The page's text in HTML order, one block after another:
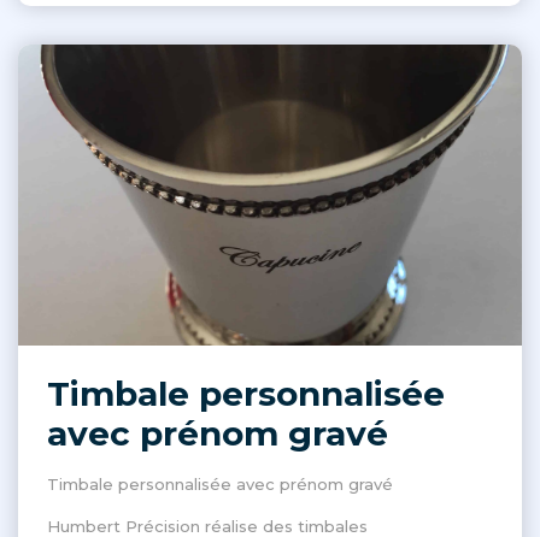
Timbale personnalisée
avec prénom gravé
Timbale personnalisée avec prénom gravé
Humbert Précision réalise des timbales